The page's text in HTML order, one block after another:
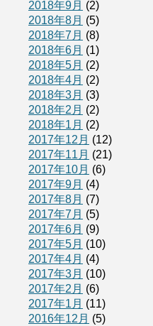
2018年9月 (2)
2018年8月 (5)
2018年7月 (8)
2018年6月 (1)
2018年5月 (2)
2018年4月 (2)
2018年3月 (3)
2018年2月 (2)
2018年1月 (2)
2017年12月 (12)
2017年11月 (21)
2017年10月 (6)
2017年9月 (4)
2017年8月 (7)
2017年7月 (5)
2017年6月 (9)
2017年5月 (10)
2017年4月 (4)
2017年3月 (10)
2017年2月 (6)
2017年1月 (11)
2016年12月 (5)